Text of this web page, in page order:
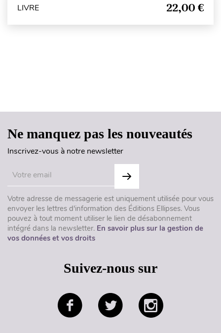
LIVRE 22,00 €
Ne manquez pas les nouveautés
Inscrivez-vous à notre newsletter
Votre adresse de messagerie est uniquement utilisée pour vous
envoyer les lettres d'information des Éditions Ellipses. Vous
pouvez à tout moment utiliser le lien de désabonnement
intégré dans la newsletter. En savoir plus sur la gestion de
vos données et vos droits
Suivez-nous sur